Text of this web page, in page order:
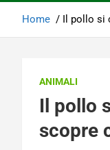
Home Il pollo si
ANIMALI
Il pollo
scopre